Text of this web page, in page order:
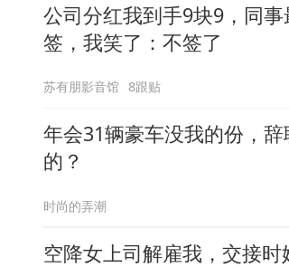
公司分红我到手9块9，同
签，我笑了：不签了
苏有朋影音馆 8跟贴
年会31辆豪车没我的份，
的？
时尚的弄潮
空降女上司解雇我，交接